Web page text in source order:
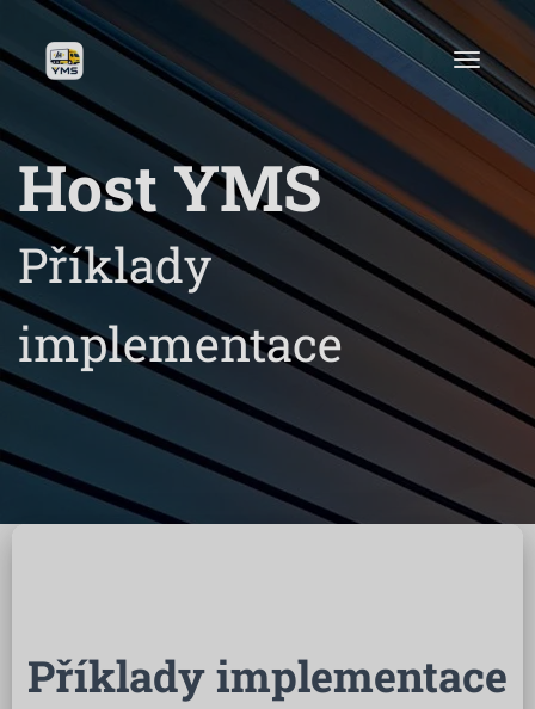
Host YMS
Příklady
implementace
Příklady implementace